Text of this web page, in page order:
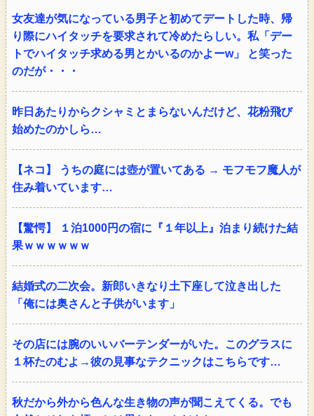
女友達が気になっている男子と初めてデートした時、帰
り際にハイタッチを要求されて冷めたらしい。私「デー
トでハイタッチ求める男とかいるのかよーw」 と笑った
のだが・・・
昨日あたりからクシャミとまらないんだけど、花粉飛び
始めたのかしら…
【ネコ】 うちの庭には壺が置いてある → モフモフ魔人が
住み着いています…
【驚愕】 １泊1000円の宿に『１年以上』泊まり続けた結
果ｗｗｗｗｗｗ
結婚式の二次会。新郎いきなり土下座して泣き出した
「俺には奥さんと子供がいます」
その店には腕のいいバーテンダーがいた。このグラスに
１杯たのむよ→彼の見事なテクニックはこちらです…
秋だから外から色んな生き物の声が聞こえてくる。でも